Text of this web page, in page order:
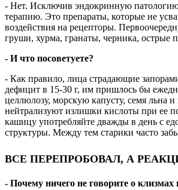
- Нет. Исключив эндокринную
терапию. Это препараты, которые не
воздействия на рецепторы.
груши, хурма, гранаты, черника, острые
- И что посоветуете?
- Как правило, лица страдающие
дефицит в 15-30 г, им пришлось бы
целлюлозу, морскую капусту, семя льна
нейтрализуют излишки кислоты при ее
кашицу употребляйте дважды в день с
структуры. Между тем старики часто
ВСЕ ПЕРЕПРОБОВАЛ, А
- Почему ничего не говорите о клизмах